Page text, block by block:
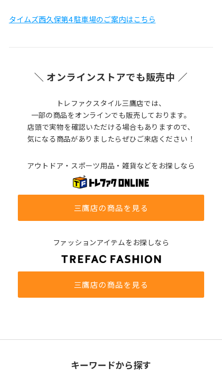
タイムズ西久保第4 駐車場のご案内はこちら
＼ オンラインストアでも販売中 ／
トレファクスタイル三鷹店では、
一部の商品をオンラインでも販売しております。
店頭で実物を確認いただける場合もありますので、
気になる商品がありましたらぜひご来店ください！
アウトドア・スポーツ用品・雑貨などをお探しなら
三鷹店の商品を見る
ファッションアイテムをお探しなら
三鷹店の商品を見る
キーワードから探す